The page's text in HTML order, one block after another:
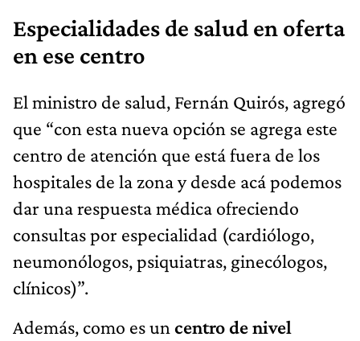
Especialidades de salud en oferta
en ese centro
El ministro de salud, Fernán Quirós, agregó
que “con esta nueva opción se agrega este
centro de atención que está fuera de los
hospitales de la zona y desde acá podemos
dar una respuesta médica ofreciendo
consultas por especialidad (cardiólogo,
neumonólogos, psiquiatras, ginecólogos,
clínicos)”.
Además, como es un centro de nivel